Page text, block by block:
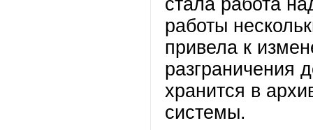
стала работа
работы
привела к
разграничения
хранится в
системы.